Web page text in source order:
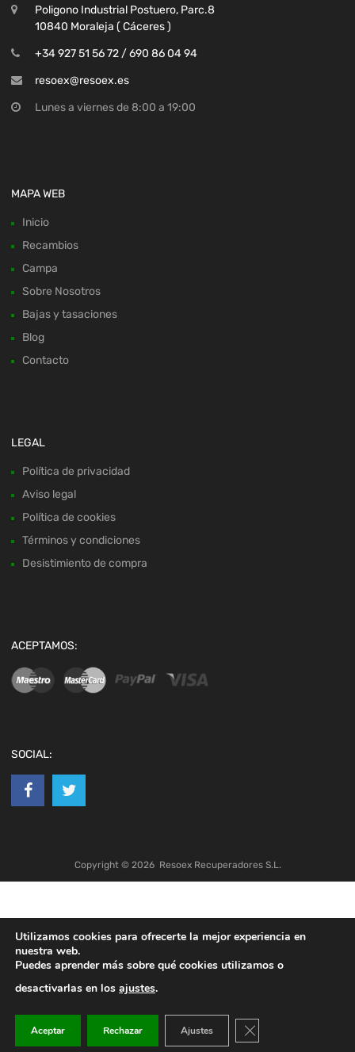
Poligono Industrial Postuero, Parc.8
10840 Moraleja ( Cáceres )
+34 927 51 56 72 / 690 86 04 94
resoex@resoex.es
Lunes a viernes de 8:00 a 19:00
MAPA WEB
Inicio
Recambios
Campa
Sobre Nosotros
Bajas y tasaciones
Blog
Contacto
LEGAL
Política de privacidad
Aviso legal
Política de cookies
Términos y condiciones
Desistimiento de compra
ACEPTAMOS:
SOCIAL:
Copyright © 2026 Resoex Recuperadores S.L.
Utilizamos cookies para ofrecerte la mejor experiencia en
nuestra web.
Puedes aprender más sobre qué cookies utilizamos o
desactivarlas en los ajustes.
Aceptar Rechazar Ajustes Cerrar el banner de